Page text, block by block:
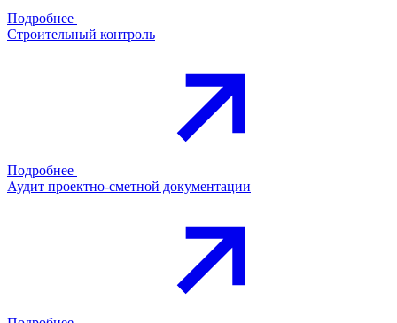
Подробнее
Строительный контроль
Подробнее
Аудит проектно-сметной документации